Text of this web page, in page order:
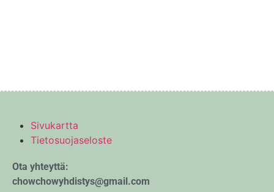
Sivukartta
Tietosuojaseloste
Ota yhteyttä:
chowchowyhdistys@gmail.com